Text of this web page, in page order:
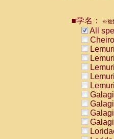
■学名： ※複
All